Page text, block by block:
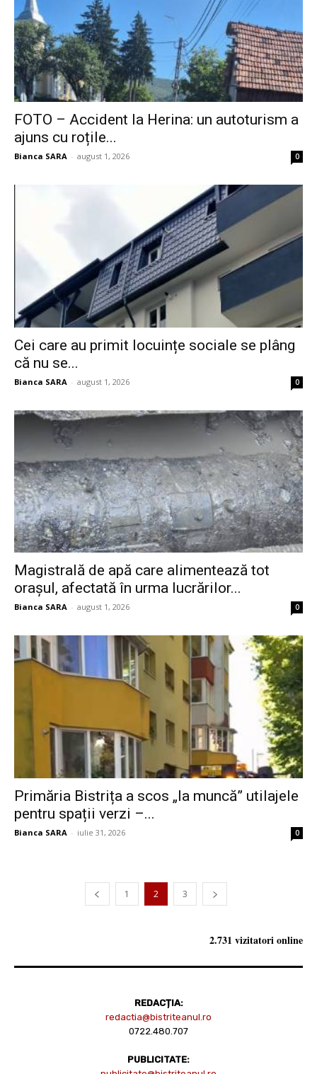
FOTO – Accident la Herina: un autoturism a
ajuns cu roțile...
Bianca SARA - august 1, 2026 0
Cei care au primit locuințe sociale se plâng
că nu se...
Bianca SARA - august 1, 2026 0
Magistrală de apă care alimentează tot
orașul, afectată în urma lucrărilor...
Bianca SARA - august 1, 2026 0
Primăria Bistrița a scos „la muncă” utilajele
pentru spații verzi –...
Bianca SARA - iulie 31, 2026 0
1 2 3
2.731 vizitatori online
REDACȚIA:
redactia@bistriteanul.ro
0722.480.707
PUBLICITATE: